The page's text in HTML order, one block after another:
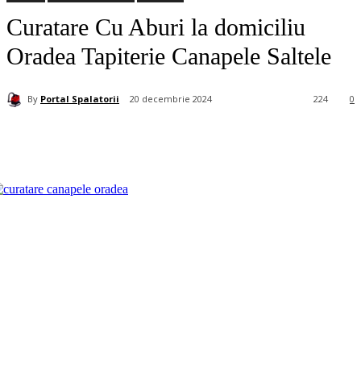
Curatare Cu Aburi la domiciliu
Oradea Tapiterie Canapele Saltele
By Portal Spalatorii 20 decembrie 2024 0
224